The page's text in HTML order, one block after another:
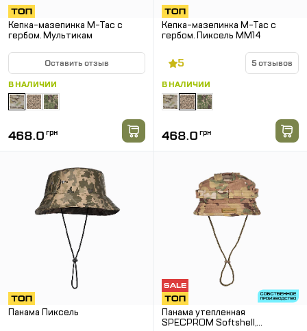
Кепка-мазепинка M-Tac с
гербом. Мультикам
Оставить отзыв
В НАЛИЧИИ
468.0 грн
Кепка-мазепинка M-Tac с
гербом. Пиксель MM14
5 5 отзывов
В НАЛИЧИИ
468.0 грн
Панама Пиксель
Панама утепленная
SPECPROM Softshell,